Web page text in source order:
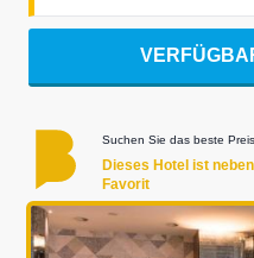
Suchen Sie das beste
Dieses Hotel ist
Favorit